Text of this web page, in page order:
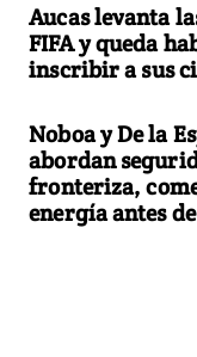
Aucas levanta
FIFA y queda
inscribir a sus
Noboa y De la
abordan
fronteriza,
energía antes